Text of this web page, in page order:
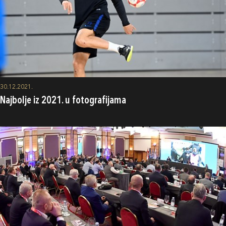
30.12.2021.
Najbolje iz 2021. u fotografijama